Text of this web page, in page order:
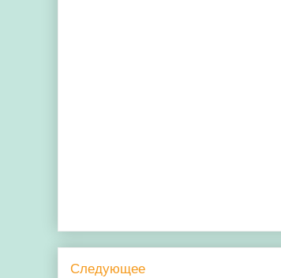
Следующее